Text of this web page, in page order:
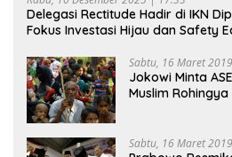
Delegasi Rectitude Hadir di IKN
Fokus Investasi Hijau dan Safety
Sabtu, 16 Maret
Jokowi Minta
Muslim
Sabtu, 16 Maret